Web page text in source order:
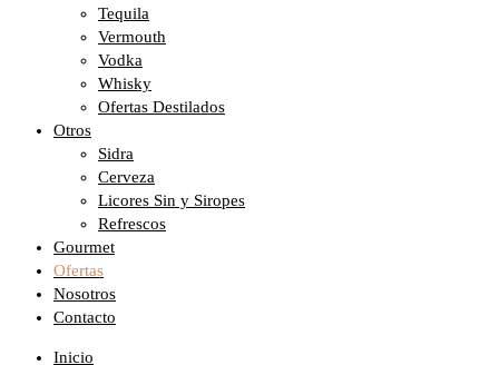
Tequila
Vermouth
Vodka
Whisky
Ofertas Destilados
Otros
Sidra
Cerveza
Licores Sin y Siropes
Refrescos
Gourmet
Ofertas
Nosotros
Contacto
Inicio